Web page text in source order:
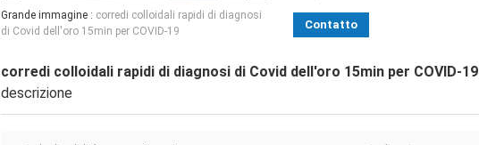
Grande immagine : corredi colloidali rapidi di diagnosi
di Covid dell'oro 15min per COVID-19
Contatto
corredi colloidali rapidi di diagnosi di Covid dell'oro 15min per COVID-19
descrizione